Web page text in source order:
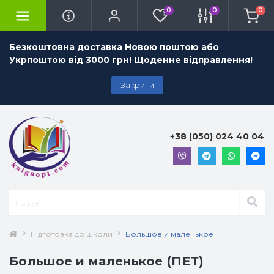
Безкоштовна доставка Новою поштою або
Укрпоштою від 3000 грн! Щоденне відправлення!
Закрити
0 0 0
+38 (050) 024 40 04
Підготовка до школи Большое и маленькое
Большое и маленькое (ПЕТ)